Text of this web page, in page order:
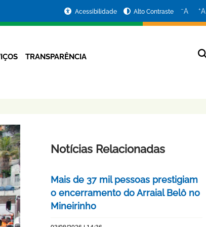
Acessibilidade Alto Contraste −A +A
TRANSPARÊNCIA
Notícias Relacionadas
Mais de 37 mil pessoas prestigiam
o encerramento do Arraial Belô no
Mineirinho